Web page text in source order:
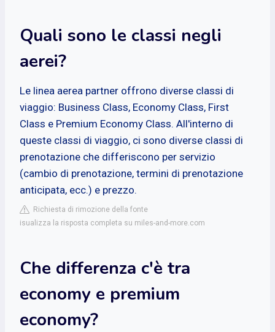
Quali sono le classi negli
aerei?
Le linea aerea partner offrono diverse classi di
viaggio: Business Class, Economy Class, First
Class e Premium Economy Class. All'interno di
queste classi di viaggio, ci sono diverse classi di
prenotazione che differiscono per servizio
(cambio di prenotazione, termini di prenotazione
anticipata, ecc.) e prezzo.
Richiesta di rimozione della fonte
isualizza la risposta completa su miles-and-more.com
Che differenza c'è tra
economy e premium
economy?